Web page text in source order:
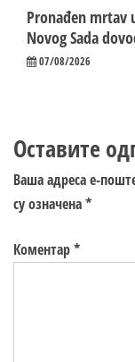
Pronađen mrtav
Novog Sada
07/08/2026
Оставите
Ваша адреса е-
су означена*
Коментар*